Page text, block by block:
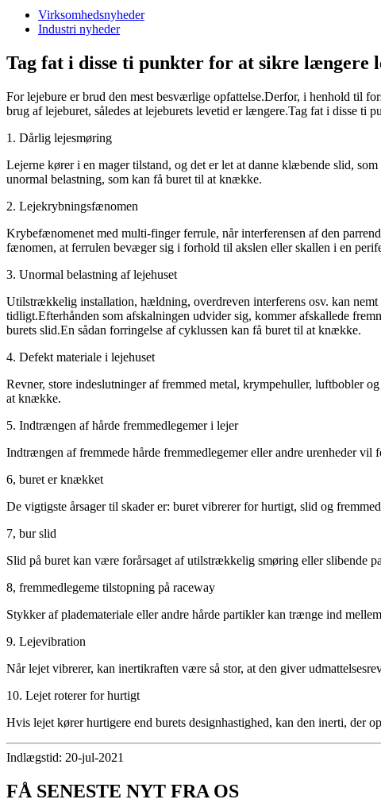
Virksomhedsnyheder
Industri nyheder
Tag fat i disse ti punkter for at sikre længere
For lejebure er brud den mest besværlige opfattelse.Derfor, i henhold til
brug af lejeburet, således at lejeburets levetid er længere.Tag fat i disse
1. Dårlig lejesmøring
Lejerne kører i en mager tilstand, og det er let at danne klæbende slid,
unormal belastning, som kan få buret til at knække.
2. Lejekrybningsfænomen
Krybefænomenet med multi-finger ferrule, når interferensen af ​​den
fænomen, at ferrulen bevæger sig i forhold til akslen eller skallen i en
3. Unormal belastning af lejehuset
Utilstrækkelig installation, hældning, overdreven interferens osv. kan
tidligt.Efterhånden som afskalningen udvider sig, kommer afskallede
burets slid.En sådan forringelse af cyklussen kan få buret til at knække.
4. Defekt materiale i lejehuset
Revner, store indeslutninger af fremmed metal, krympehuller, luftbobler
at knække.
5. Indtrængen af ​​hårde fremmedlegemer i lejer
Indtrængen af ​​fremmede hårde fremmedlegemer eller andre urenheder vil
6, buret er knækket
De vigtigste årsager til skader er: buret vibrerer for hurtigt, slid og
7, bur slid
Slid på buret kan være forårsaget af utilstrækkelig smøring eller slibende
8, fremmedlegeme tilstopning på raceway
Stykker af plademateriale eller andre hårde partikler kan trænge ind
9. Lejevibration
Når lejet vibrerer, kan inertikraften være så stor, at den giver
10. Lejet roterer for hurtigt
Hvis lejet kører hurtigere end burets designhastighed, kan den inerti, der
Indlægstid: 20-jul-2021
FÅ SENESTE NYT FRA OS